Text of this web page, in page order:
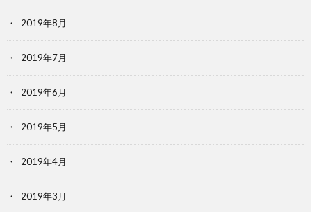
2019年8月
2019年7月
2019年6月
2019年5月
2019年4月
2019年3月